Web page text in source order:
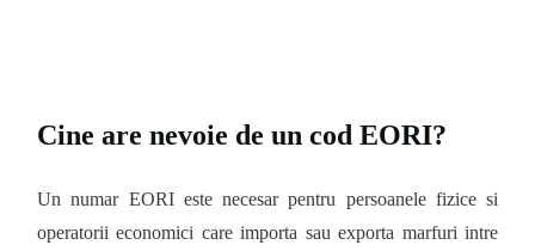
Cine are nevoie de un cod EORI?
Un numar EORI este necesar pentru persoanele fizice si
operatorii economici care importa sau exporta marfuri intre